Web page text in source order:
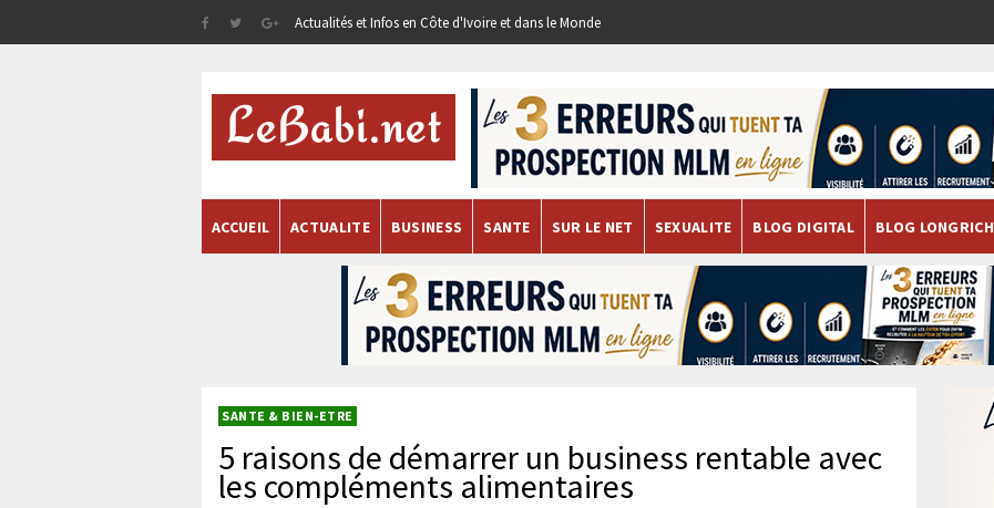
Actualités et Infos en Côte d'Ivoire et dans le Monde
ACCUEIL ACTUALITE BUSINESS SANTE SUR LE NET SEXUALITE BLOG DIGITAL BLOG LONGRICH
SANTE & BIEN-ETRE
5 raisons de démarrer un business rentable avec
les compléments alimentaires